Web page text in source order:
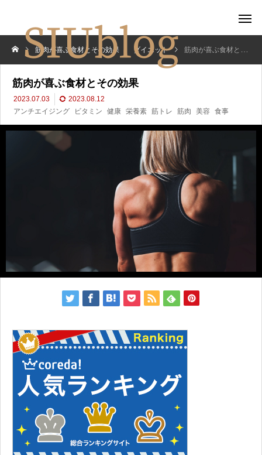
筋肉が喜ぶ食材とその効果 ダイエット 筋肉が喜ぶ食材とその効果
筋肉が喜ぶ食材とその効果
2023.07.03
2023.08.12
アンチエイジング
ビタミン 健康 栄養素 筋トレ 筋肉 美容 食事